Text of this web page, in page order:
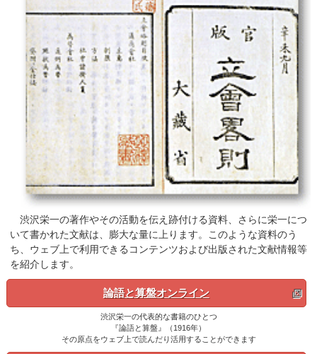
渋沢栄一の著作やその活動を伝え跡付ける資料、さらに栄一につ
いて書かれた文献は、膨大な量に上ります。このような資料のう
ち、ウェブ上で利用できるコンテンツおよび出版された文献情報等
を紹介します。
論語と算盤オンライン
渋沢栄一の代表的な書籍のひとつ
『論語と算盤』（1916年）
その原点をウェブ上で読んだり活用することができます